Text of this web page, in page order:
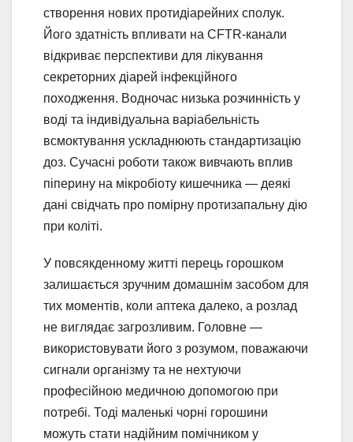
створення нових протидіарейних сполук.
Його здатність впливати на CFTR-канали
відкриває перспективи для лікування
секреторних діарей інфекційного
походження. Водночас низька розчинність у
воді та індивідуальна варіабельність
всмоктування ускладнюють стандартизацію
доз. Сучасні роботи також вивчають вплив
піперину на мікробіоту кишечника — деякі
дані свідчать про помірну протизапальну дію
при коліті.
У повсякденному житті перець горошком
залишається зручним домашнім засобом для
тих моментів, коли аптека далеко, а розлад
не виглядає загрозливим. Головне —
використовувати його з розумом, поважаючи
сигнали організму та не нехтуючи
професійною медичною допомогою при
потребі. Тоді маленькі чорні горошини
можуть стати надійним помічником у